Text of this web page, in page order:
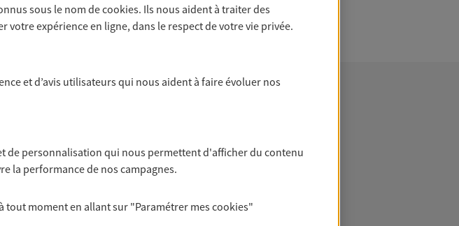
sous le nom decookies. Ils nous aident à traiter des
expérience en ligne, dans le respect de votre vie privée.
et d’avis utilisateurs qui nous aident à faire évoluer nos
de personnalisation qui nous permettent d'afficher du contenu
la performance de nos campagnes.
tout moment en allant sur "Paramétrer mescookies"